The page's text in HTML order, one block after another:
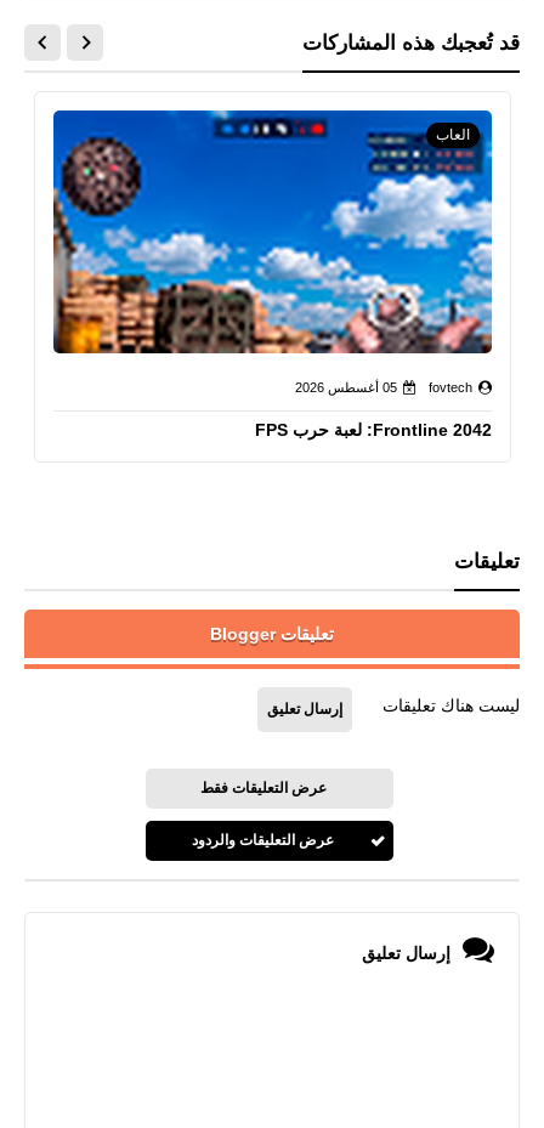
قد تُعجبك هذه المشاركات
العاب
fovtech 05 أغسطس 2026
Frontline 2042: لعبة حرب FPS
تعليقات
تعليقات Blogger
ليست هناك تعليقات إرسال تعليق
عرض التعليقات فقط
عرض التعليقات والردود
إرسال تعليق